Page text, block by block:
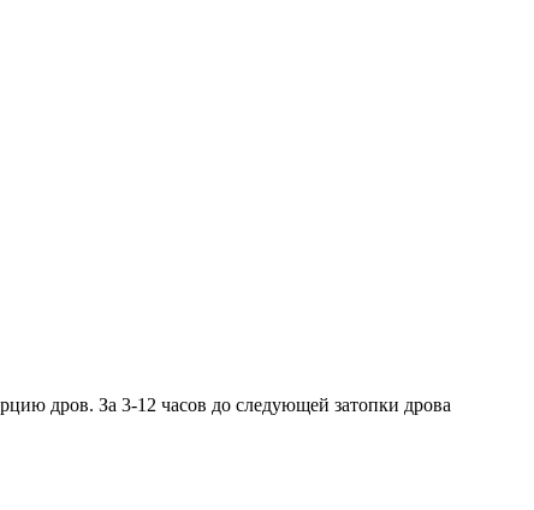
дров. За 3-12 часов до следующей затопки дрова